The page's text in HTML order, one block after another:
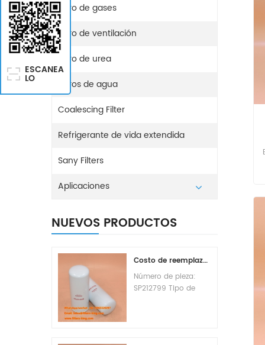
Filtro de gases
Filtro de ventilación
Filtro de urea
Filtros de agua
Coalescing Filter
Refrigerante de vida extendida
Sany Filters
Aplicaciones
NUEVOS PRODUCTOS
Costo de reemplazo del filtro de combustible SP212799
Número de pieza:
SP212799 Tipo de
ESCANEA
LO